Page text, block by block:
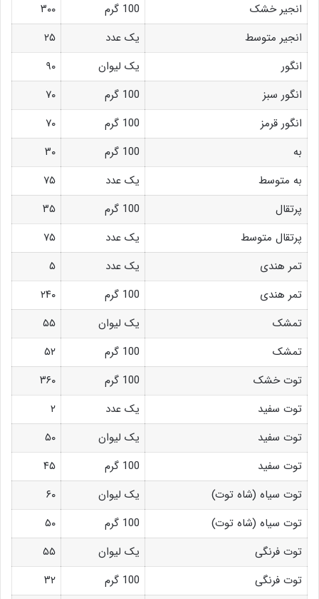
انجیر خشک 100 گرم
۳۰۰
انجیر متوسط
یک عدد
۲۵
انگور
یک لیوان
۹۰
انگور سبز
100 گرم
۷۰
انگور قرمز
100 گرم
۷۰
به
100 گرم
۳۰
به متوسط
یک عدد
۷۵
پرتقال
100 گرم
۳۵
پرتقال متوسط
یک عدد
۷۵
تمر هندی
یک عدد
۵
تمر هندی
100 گرم
۲۴۰
تمشک
یک لیوان
۵۵
تمشک
100 گرم
۵۲
توت خشک
100 گرم
۳۶۰
توت سفید
یک عدد
۲
توت سفید
یک لیوان
۵۰
توت سفید
100 گرم
۴۵
توت سیاه (شاه توت)
یک لیوان
۶۰
توت سیاه (شاه توت)
100 گرم
۵۰
توت فرنگی
یک لیوان
۵۵
توت فرنگی
100 گرم
۳۲